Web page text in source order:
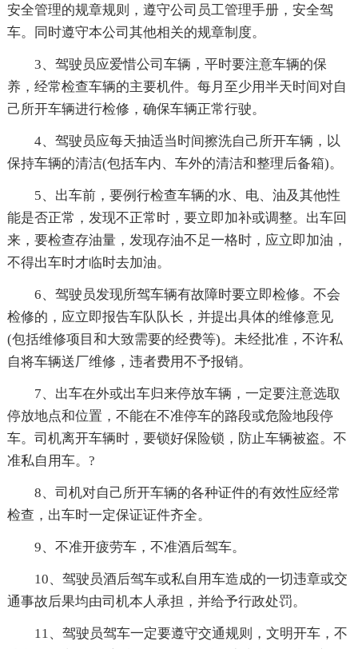
安全管理的规章规则，遵守公司员工管理手册，安全驾
车。同时遵守本公司其他相关的规章制度。
3、驾驶员应爱惜公司车辆，平时要注意车辆的保
养，经常检查车辆的主要机件。每月至少用半天时间对自
己所开车辆进行检修，确保车辆正常行驶。
4、驾驶员应每天抽适当时间擦洗自己所开车辆，以
保持车辆的清洁(包括车内、车外的清洁和整理后备箱)。
5、出车前，要例行检查车辆的水、电、油及其他性
能是否正常，发现不正常时，要立即加补或调整。出车回
来，要检查存油量，发现存油不足一格时，应立即加油，
不得出车时才临时去加油。
6、驾驶员发现所驾车辆有故障时要立即检修。不会
检修的，应立即报告车队队长，并提出具体的维修意见
(包括维修项目和大致需要的经费等)。未经批准，不许私
自将车辆送厂维修，违者费用不予报销。
7、出车在外或出车归来停放车辆，一定要注意选取
停放地点和位置，不能在不准停车的路段或危险地段停
车。司机离开车辆时，要锁好保险锁，防止车辆被盗。不
准私自用车。?
8、司机对自己所开车辆的各种证件的有效性应经常
检查，出车时一定保证证件齐全。
9、不准开疲劳车，不准酒后驾车。
10、驾驶员酒后驾车或私自用车造成的一切违章或交
通事故后果均由司机本人承担，并给予行政处罚。
11、驾驶员驾车一定要遵守交通规则，文明开车，不